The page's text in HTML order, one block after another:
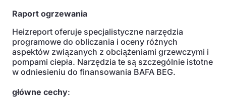
Raport ogrzewania
Heizreport oferuje specjalistyczne narzędzia
programowe do obliczania i oceny różnych
aspektów związanych z obciążeniami grzewczymi i
pompami ciepła. Narzędzia te są szczególnie istotne
w odniesieniu do finansowania BAFA BEG.
główne cechy: